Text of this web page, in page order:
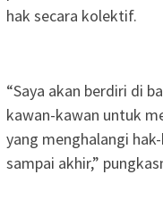
hak secara kolektif.
“Saya akan berdiri di
kawan-kawan untuk
yang menghalangi
sampai akhir,”